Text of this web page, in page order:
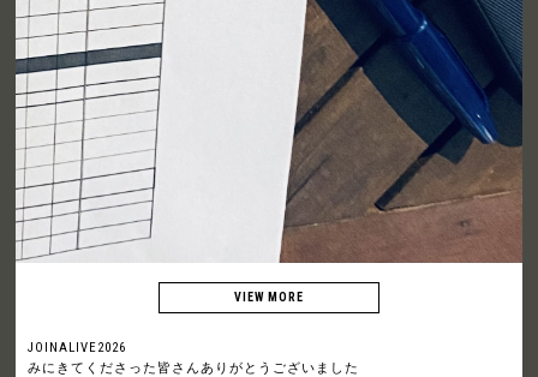
JOINALIVE2026
みにきてくださった皆さんありがとうございました